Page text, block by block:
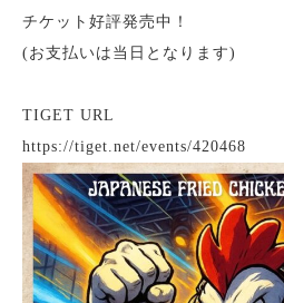
チケット好評発売中！
(お支払いは当日となります)
TIGET URL
https://tiget.net/events/420468